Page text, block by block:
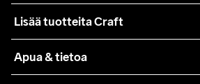
Lisää tuotteita Craft
Yhteistyöt
Apua & tietoa